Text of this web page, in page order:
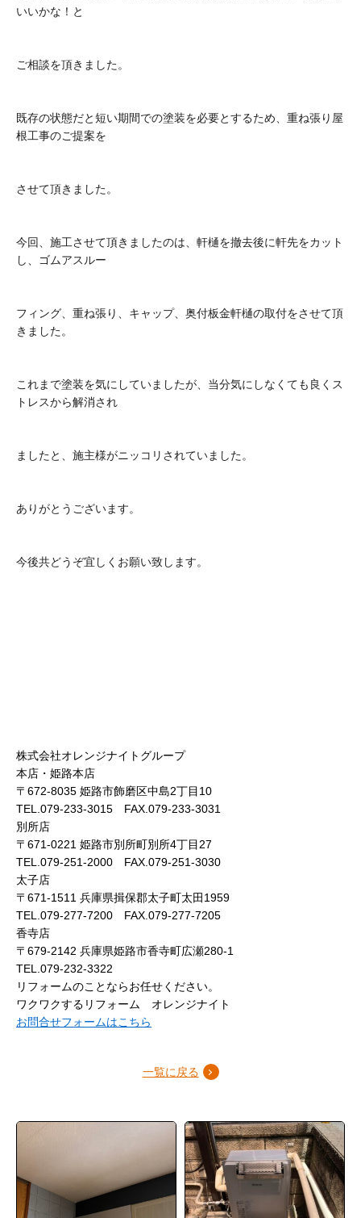
いいかな！と
ご相談を頂きました。
既存の状態だと短い期間での塗装を必要とするため、重ね張り屋
根工事のご提案を
させて頂きました。
今回、施工させて頂きましたのは、軒樋を撤去後に軒先をカット
し、ゴムアスルー
フィング、重ね張り、キャップ、奥付板金軒樋の取付をさせて頂
きました。
これまで塗装を気にしていましたが、当分気にしなくても良くス
トレスから解消され
ましたと、施主様がニッコリされていました。
ありがとうございます。
今後共どうぞ宜しくお願い致します。
株式会社オレンジナイトグループ
本店・姫路本店
〒672-8035 姫路市飾磨区中島2丁目10
TEL.079-233-3015 FAX.079-233-3031
別所店
〒671-0221 姫路市別所町別所4丁目27
TEL.079-251-2000 FAX.079-251-3030
太子店
〒671-1511 兵庫県揖保郡太子町太田1959
TEL.079-277-7200 FAX.079-277-7205
香寺店
〒679-2142 兵庫県姫路市香寺町広瀬280-1
TEL.079-232-3322
リフォームのことならお任せください。
ワクワクするリフォーム オレンジナイト
お問合せフォームはこちら
一覧に戻る